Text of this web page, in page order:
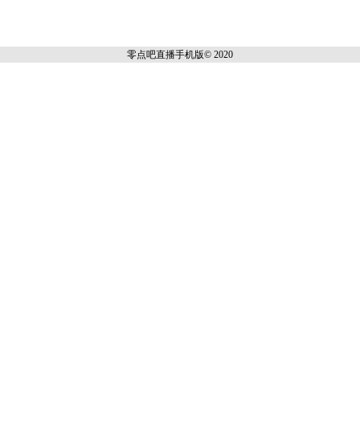
零点吧直播手机版© 2020